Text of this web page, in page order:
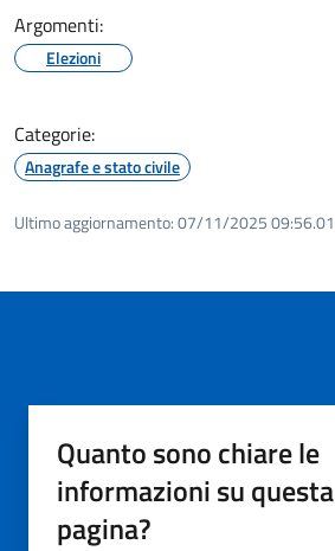
Argomenti:
Elezioni
Categorie:
Anagrafe e stato civile
Ultimo aggiornamento:07/11/2025 09:56.01
Quanto sono chiare le
informazioni su questa
pagina?